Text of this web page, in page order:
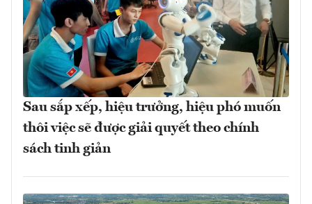
Sau sắp xếp, hiệu trưởng, hiệu phó muốn
thôi việc sẽ được giải quyết theo chính
sách tinh giản